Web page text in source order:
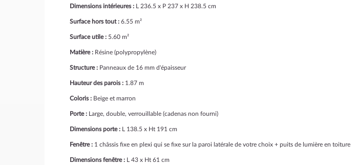
Dimensions intérieures : L 236.5 x P 237 x H 238.5 cm
Surface hors tout : 6.55 m²
Surface utile : 5.60 m²
Matière : Résine (polypropylène)
Structure : Panneaux de 16 mm d'épaisseur
Hauteur des parois : 1.87 m
Coloris : Beige et marron
Porte : Large, double, verrouillable (cadenas non fourni)
Dimensions porte : L 138.5 x Ht 191 cm
Fenêtre : 1 châssis fixe en plexi qui se fixe sur la paroi latérale de votre choix + puits de lumière en toiture
Dimensions fenêtre : L 43 x Ht 61 cm